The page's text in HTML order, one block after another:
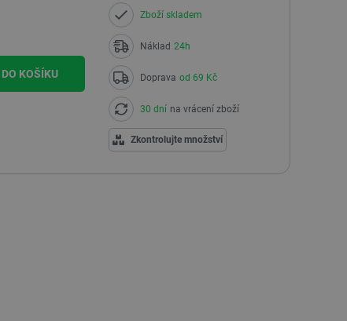
KOŠÍKU
Zboží skladem
Náklad 24h
Doprava od 69 Kč
30 dní na vrácení zboží
Zkontrolujte množství